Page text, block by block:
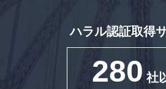
ハラル認証取得
280 社